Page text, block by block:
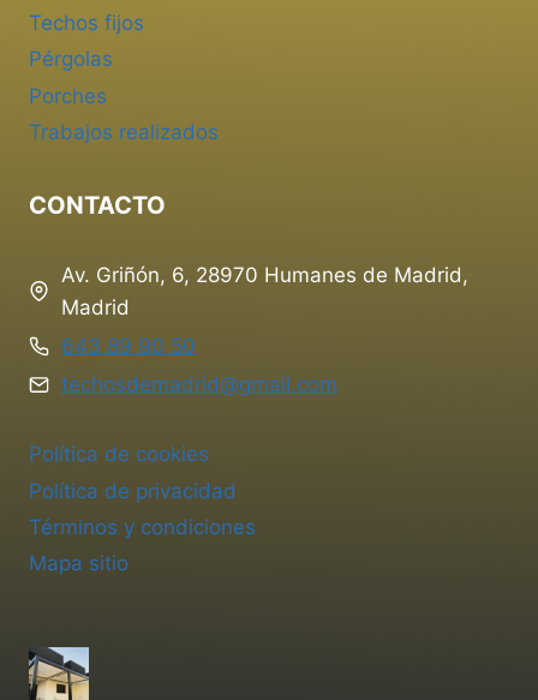
Techos fijos
Pérgolas
Porches
Trabajos realizados
CONTACTO
Av. Griñón, 6, 28970 Humanes de Madrid,
Madrid
643 89 90 50
techosdemadrid@gmail.com
Política de cookies
Política de privacidad
Términos y condiciones
Mapa sitio